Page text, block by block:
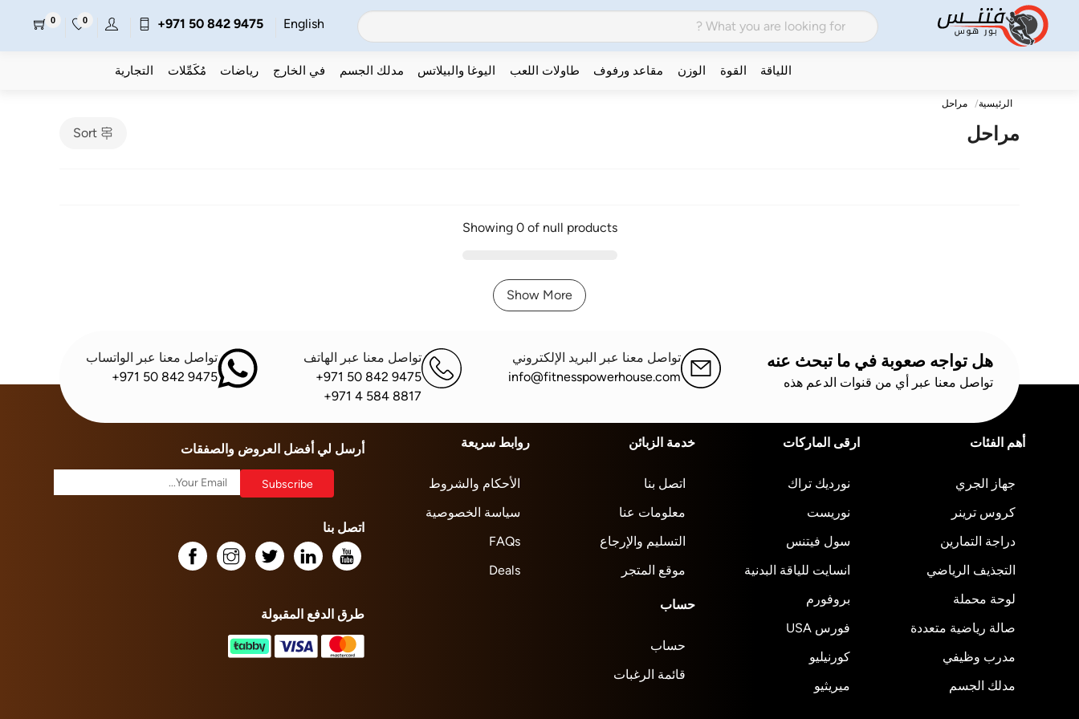
English
+971 50 842 9475
0
0
اللياقة القوة الوزن مقاعد ورفوف طاولات اللعب اليوغا والبيلاتس مدلك الجسم في الخارج رياضات مُكَمِّلات التجارية
الرئيسية مراحل
مراحل Sort
Showing 0 of null products
Show More
هل تواجه صعوبة في ما تبحث عنه
تواصل معنا عبر أي من قنوات الدعم هذه
تواصل معنا عبر البريد الإلكتروني
info@fitnesspowerhouse.com
تواصل معنا عبر الهاتف
+971 50 842 9475
+971 4 584 8817
تواصل معنا عبر الواتساب
+971 50 842 9475
أهم الفئات
جهاز الجري
كروس ترينر
دراجة التمارين
التجذيف الرياضي
لوحة محملة
صالة رياضية متعددة
مدرب وظيفي
مدلك الجسم
ارقى الماركات
نورديك تراك
نوريست
سول فيتنس
انسايت للياقة البدنية
بروفورم
فورس USA
كورنيليو
ميريثيو
خدمة الزبائن
اتصل بنا
معلومات عنا
التسليم والإرجاع
موقع المتجر
حساب
حساب
قائمة الرغبات
روابط سريعة
الأحكام والشروط
سياسة الخصوصية
FAQs
Deals
أرسل لي أفضل العروض والصفقات
اتصل بنا
طرق الدفع المقبولة